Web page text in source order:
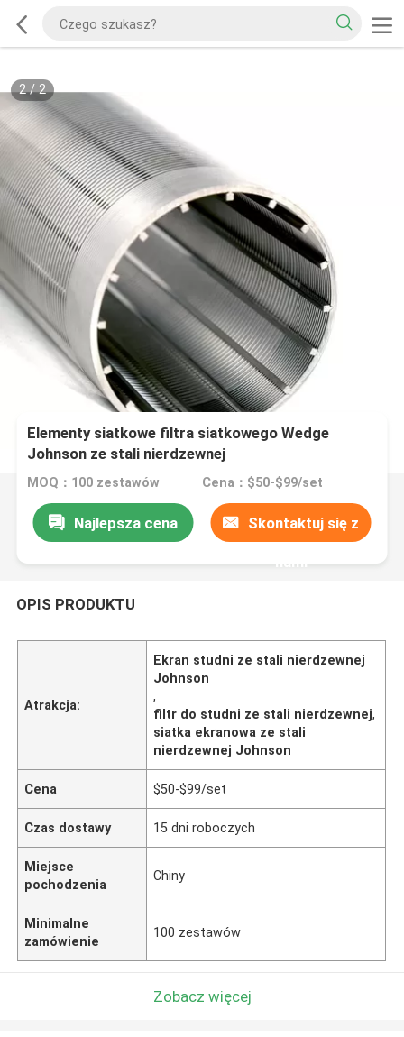
2/2
Elementy siatkowe filtra siatkowego Wedge
Johnson ze stali nierdzewnej
MOQ：100 zestawów Cena：$50-$99/set
Najlepsza cena Skontaktuj się z
nami
OPIS PRODUKTU
Atrakcja:
Ekran studni ze stali nierdzewnej
Johnson
,
filtr do studni ze stali nierdzewnej,
siatka ekranowa ze stali
nierdzewnej Johnson
Cena $50-$99/set
Czas dostawy 15 dni roboczych
Miejsce
pochodzenia
Chiny
Minimalne
zamówienie
100 zestawów
Zobacz więcej